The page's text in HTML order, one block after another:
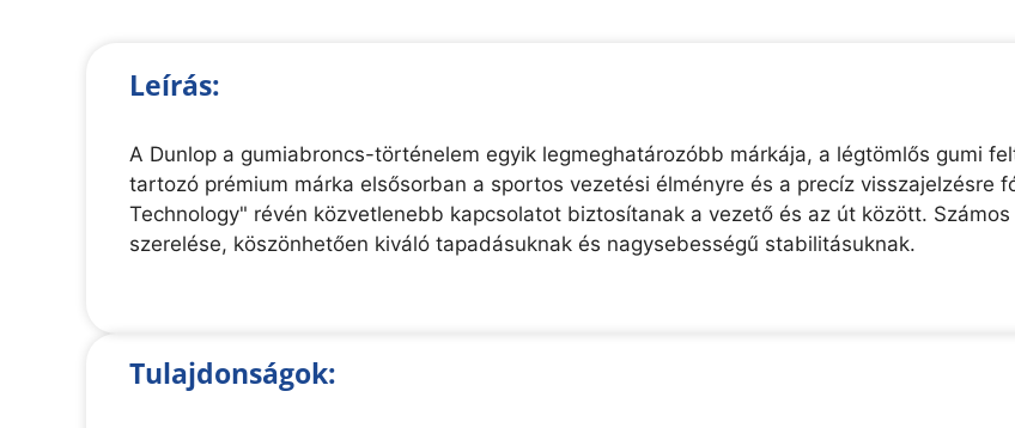
Leírás:
A Dunlop a gumiabroncs-történelem egyik legmeghatározóbb márkája, a légtömlős gumi
tartozó prémium márka elsősorban a sportos vezetési élményre és a precíz visszajelzésre
Technology" révén közvetlenebb kapcsolatot biztosítanak a vezető és az út között.
szerelése, köszönhetően kiváló tapadásuknak és nagysebességű stabilitásuknak.
Tulajdonságok: